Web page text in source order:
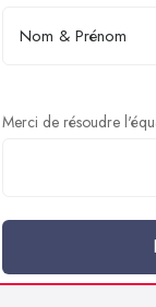
Merci de résoudre